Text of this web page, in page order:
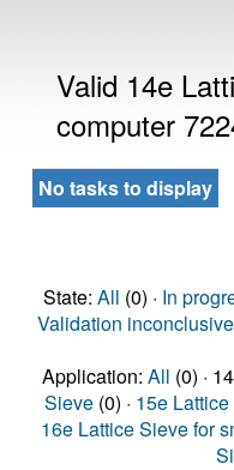
Valid 14e
computer
No tasks to display
State: All (0) · In
Validation inconclusive
Application: All (0) ·
Sieve (0) · 15e
16e Lattice Sieve for